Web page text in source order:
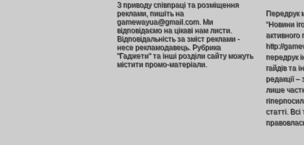
З приводу співпраці та розміщення
реклами, пишіть на
gamewayua@gmail.com. Ми
відповідаємо на цікаві нам листи.
Відповідальність за зміст реклами -
несе рекламодавець. Рубрика
"Гаджети" та інші розділи сайту можуть
містити промо-матеріали.
Передрук
“Новини
активного
http://
передрук
гайдів та
редакції
лише
статті.